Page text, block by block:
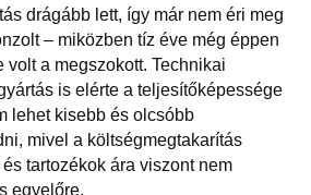
drágább lett, így már nem éri meg
– miközben tíz éve még éppen
volt a megszokott. Technikai
is elérte a teljesítőképessége
lehet kisebb és olcsóbb
mivel a költségmegtakarítás
tartozékok ára viszont nem
egyelőre.